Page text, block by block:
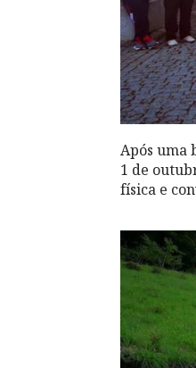
Após uma
1 de
física e